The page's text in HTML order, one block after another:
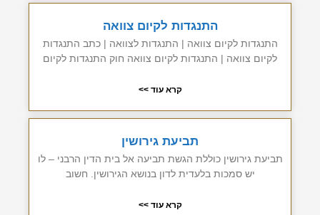
התנגדות לקיום צוואה
התנגדות לקיום צוואה | התנגדות לצוואה | כתב התנגדות
לקיום צוואה | התנגדות לקיום צוואה חוק התנגדות לקיום
קרא עוד >>
תביעת גירושין
תביעת גירושין כוללת הגשת תביעה אל בית הדין הרבני – לו
יש סמכות בלעדית לדון בנושא הגירושין. חשוב
קרא עוד >>